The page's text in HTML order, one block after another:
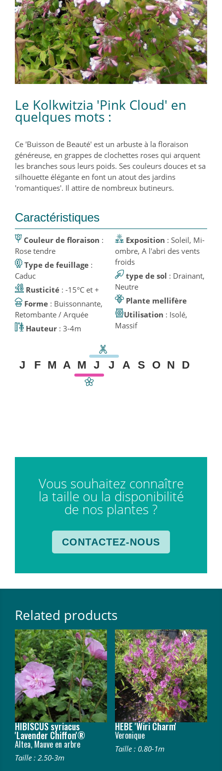
Le Kolkwitzia 'Pink Cloud' en
quelques mots :
Ce 'Buisson de Beauté' est un arbuste à la floraison
généreuse, en grappes de clochettes roses qui arquent
les branches sous leurs poids. Ses couleurs douces et sa
silhouette élégante en font un atout des jardins
'romantiques'. Il attire de nombreux butineurs.
Caractéristiques
Couleur de floraison :
Rose tendre
Type de feuillage :
Caduc
Rusticité : -15°C et +
Forme : Buissonnante,
Retombante / Arquée
Hauteur : 3-4m
Exposition : Soleil, Mi-
ombre, A l'abri des vents
froids
type de sol : Drainant,
Neutre
Plante mellifère
Utilisation : Isolé,
Massif
J F M A M J J A S O N D
Vous souhaitez connaître
la taille ou la disponibilité
de nos plantes ?
CONTACTEZ-NOUS
Related products
HIBISCUS syriacus
'Lavender Chiffon'®
Altea, Mauve en arbre
Taille : 2.50-3m
HEBE 'Wiri Charm'
Veronique
Taille : 0.80-1m